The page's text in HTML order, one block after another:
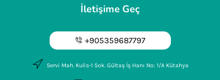
İletişime Geç
+905359687797
Servi Mah. Kulis-1 Sok. Gültaş İş Hanı No: 1/A Kütahya